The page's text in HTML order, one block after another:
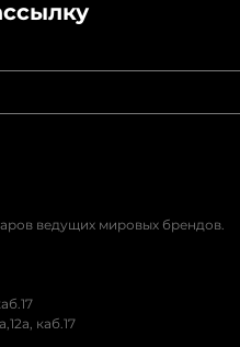
ведущих мировых брендов.
каб.17